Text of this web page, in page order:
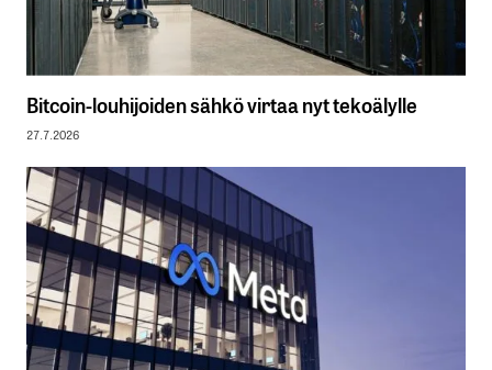
Bitcoin-louhijoiden sähkö virtaa nyt tekoälylle
27.7.2026